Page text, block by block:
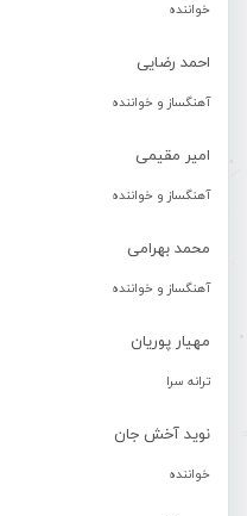
خواننده
احمد رضایی
آهنگساز و خواننده
امیر مقیمی
آهنگساز و خواننده
محمد بهرامی
آهنگساز و خواننده
مهیار پوریان
ترانه سرا
نوید آخش جان
خواننده